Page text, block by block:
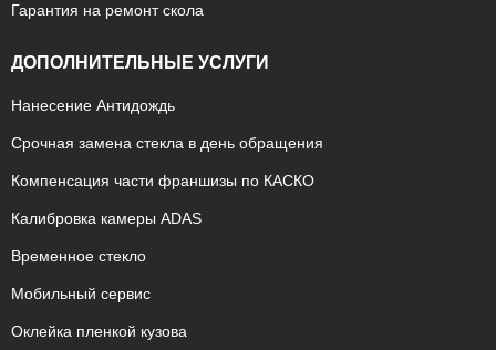
Гарантия на ремонт скола
ДОПОЛНИТЕЛЬНЫЕ УСЛУГИ
Нанесение Антидождь
Срочная замена стекла в день обращения
Компенсация части франшизы по КАСКО
Калибровка камеры ADAS
Временное стекло
Мобильный сервис
Оклейка пленкой кузова